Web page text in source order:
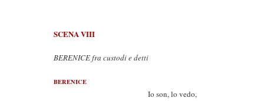
SCENA VIII
BERENICE fra custodi e detti
BERENICE
Io son, lo vedo,